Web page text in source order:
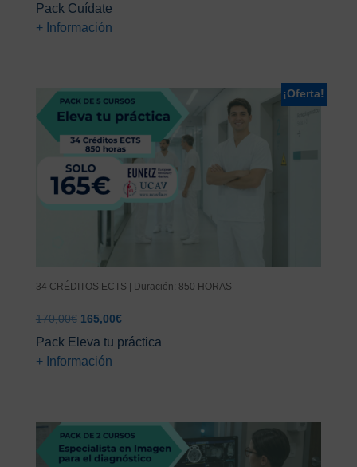
Pack Cuídate
+ Información
¡Oferta!
34 CRÉDITOS ECTS | Duración: 850 HORAS
170,00€ El
original
era:
165,00€El
precio
actual
Pack Eleva tu práctica
+ Información